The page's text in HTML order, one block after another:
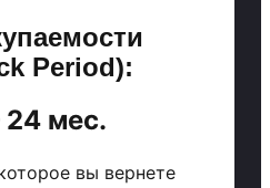
Period):
мес.
вы вернете